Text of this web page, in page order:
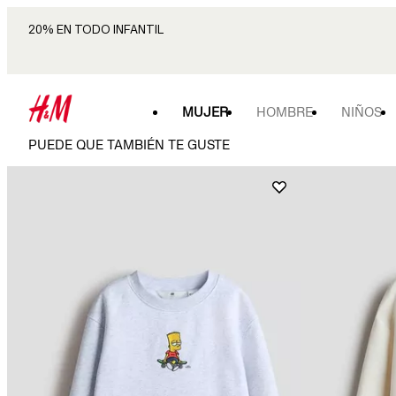
20% EN TODO INFANTIL
MUJER HOMBRE NIÑOS
PUEDE QUE TAMBIÉN TE GUSTE